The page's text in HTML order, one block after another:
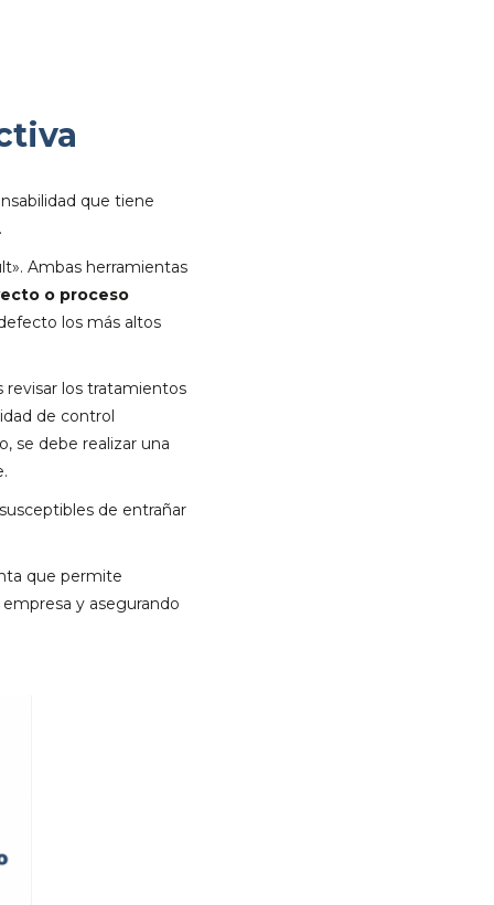
que tiene
Ambas herramientas
o proceso
los más altos
revisar los tratamientos
de control
se debe realizar una
de entrañar
que permite
y asegurando